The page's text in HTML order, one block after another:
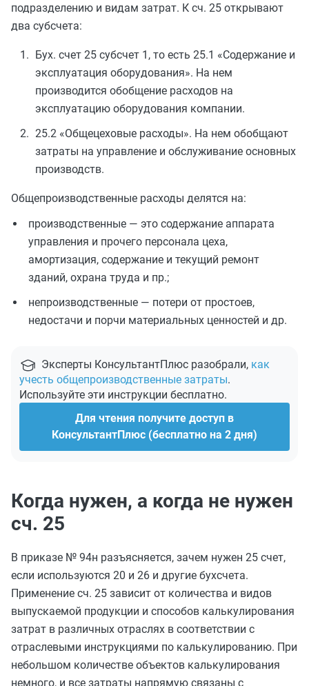
подразделению и видам затрат. К сч. 25 открывают
два субсчета:
Бух. счет 25 субсчет 1, то есть 25.1 «Содержание и
эксплуатация оборудования». На нем
производится обобщение расходов на
эксплуатацию оборудования компании.
25.2 «Общецеховые расходы». На нем обобщают
затраты на управление и обслуживание основных
производств.
Общепроизводственные расходы делятся на:
производственные — это содержание аппарата
управления и прочего персонала цеха,
амортизация, содержание и текущий ремонт
зданий, охрана труда и пр.;
непроизводственные — потери от простоев,
недостачи и порчи материальных ценностей и др.
Эксперты КонсультантПлюс разобрали, как
учесть общепроизводственные затраты.
Используйте эти инструкции бесплатно.
Для чтения получите доступ в
КонсультантПлюс (бесплатно на 2 дня)
Когда нужен, а когда не нужен
сч. 25
В приказе № 94н разъясняется, зачем нужен 25 счет,
если используются 20 и 26 и другие бухсчета.
Применение сч. 25 зависит от количества и видов
выпускаемой продукции и способов калькулирования
затрат в различных отраслях в соответствии с
отраслевыми инструкциями по калькулированию. При
небольшом количестве объектов калькулирования
немного, и все затраты напрямую связаны с